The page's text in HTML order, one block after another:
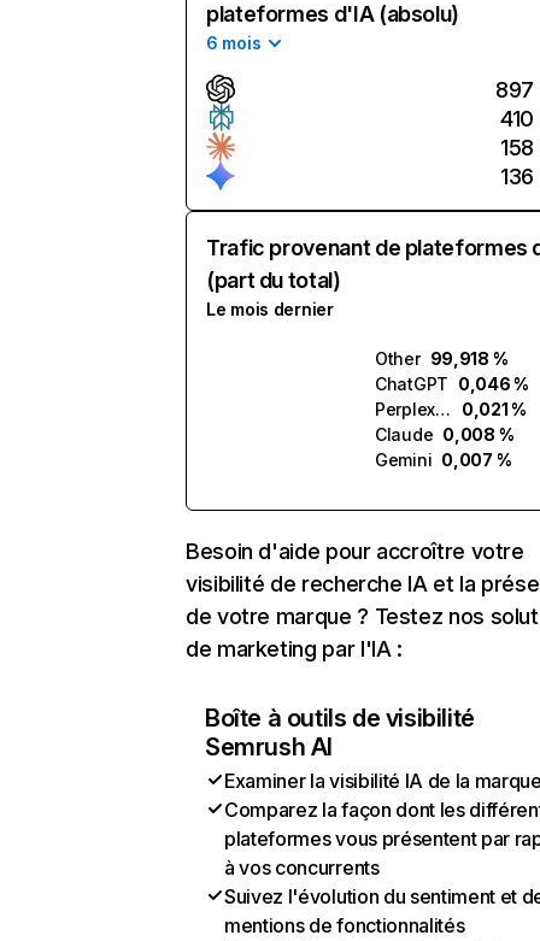
plateformes d'IA (absolu)
6 mois
897
410
158
136
Trafic provenant de plateformes
(part du total)
Le mois dernier
Other 99,918 %
ChatGPT 0,046 %
Perplexity
0,021 %
Claude 0,008 %
Gemini 0,007 %
Besoin d'aide pour accroître votre
visibilité de recherche IA et la
de votre marque ? Testez nos
de marketing par l'IA :
Boîte à outils de visibilité
Semrush AI
Examiner la visibilité IA de la
Comparez la façon dont les
plateformes vous présentent par
à vos concurrents
Suivez l'évolution du sentiment et
mentions de fonctionnalités